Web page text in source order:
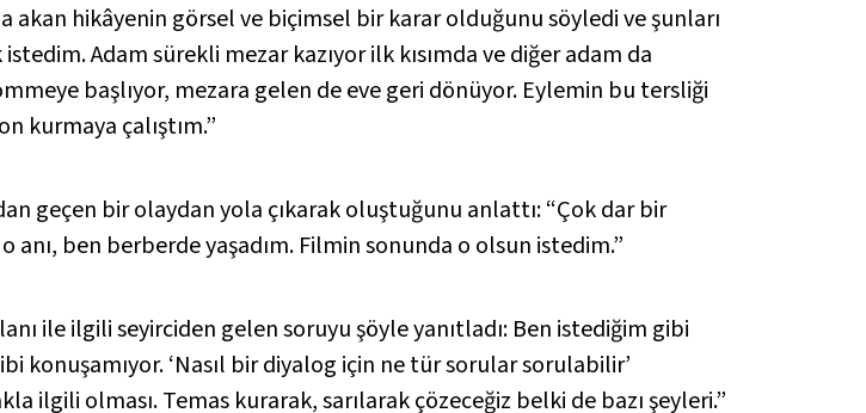
akan hikâyenin görsel ve biçimsel bir karar olduğunu söyledi ve şunları
Adam sürekli mezar kazıyor ilk kısımda ve diğer adam da
başlıyor, mezara gelen de eve geri dönüyor. Eylemin bu tersliği
kurmaya çalıştım.”
geçen bir olaydan yola çıkarak oluştuğunu anlattı: “Çok dar bir
ben berberde yaşadım. Filmin sonunda o olsun istedim.”
ile ilgili seyirciden gelen soruyu şöyle yanıtladı: Ben istediğim gibi
konuşamıyor. ‘Nasıl bir diyalog için ne tür sorular sorulabilir’
ilgili olması. Temas kurarak, sarılarak çözeceğiz belki de bazı şeyleri.”